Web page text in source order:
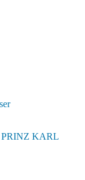
PRINZ KARL